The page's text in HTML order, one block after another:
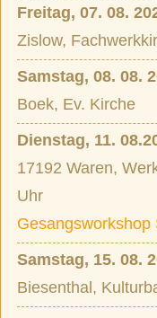
Freitag, 07. 08.
Zislow,
Samstag, 08. 08.
Boek, Ev. Kirche
Dienstag, 11.
17192 Waren,
Uhr
Gesangsworkshop
Samstag, 15. 08.
Biesenthal,